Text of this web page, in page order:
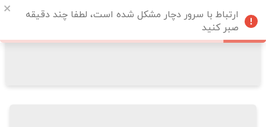
ارتباط با سرور دچار مشکل شده است، لطفا چند دقیقه
صبر کنید